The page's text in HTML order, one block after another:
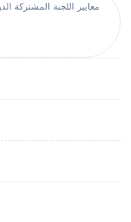
معايير اللجنة المشتركة